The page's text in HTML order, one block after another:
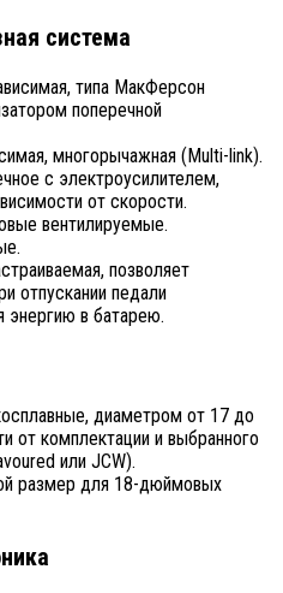
система
типа МакФерсон
поперечной
многорычажная (Multi-link).
с электроусилителем,
от скорости.
вентилируемые.
позволяет
отпускании педали
энергию в батарею.
диаметром от 17 до
от комплектации и выбранного
или JCW).
размер для 18-дюймовых